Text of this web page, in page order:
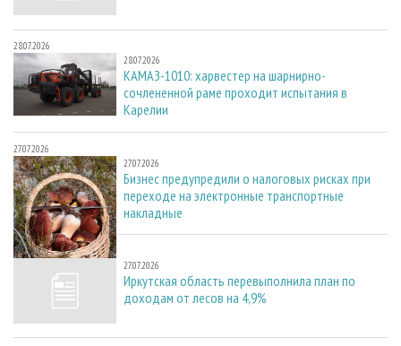
28.07.2026
28.07.2026
КАМАЗ-1010: харвестер на шарнирно-
сочлененной раме проходит испытания в
Карелии
27.07.2026
27.07.2026
Бизнес предупредили о налоговых рисках при
переходе на электронные транспортные
накладные
27.07.2026
27.07.2026
Иркутская область перевыполнила план по
доходам от лесов на 4,9%